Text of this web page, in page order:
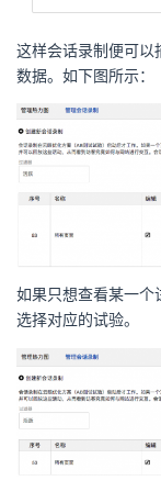
这样会话录制便可以
数据。如下图所示：
如果只想查看某一个
选择对应的试验。